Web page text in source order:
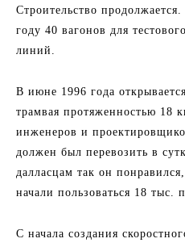
Строительство
году 40 вагонов для
линий.
В июне 1996 года
трамвая протяженностью 18
инженеров и
должен был перевозить в
далласцам так он
начали пользоваться 18 тыс.
С начала создания